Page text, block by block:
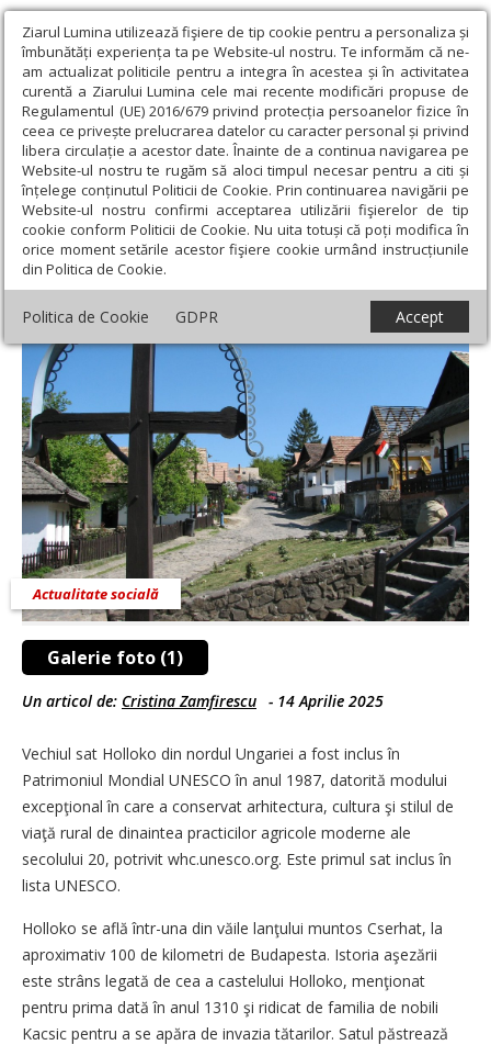
Ziarul Lumina utilizează fişiere de tip cookie pentru a personaliza și
îmbunătăți experiența ta pe Website-ul nostru. Te informăm că ne-
am actualizat politicile pentru a integra în acestea și în activitatea
curentă a Ziarului Lumina cele mai recente modificări propuse de
Regulamentul (UE) 2016/679 privind protecția persoanelor fizice în
ceea ce privește prelucrarea datelor cu caracter personal și privind
libera circulație a acestor date. Înainte de a continua navigarea pe
Website-ul nostru te rugăm să aloci timpul necesar pentru a citi și
înțelege conținutul Politicii de Cookie. Prin continuarea navigării pe
Website-ul nostru confirmi acceptarea utilizării fişierelor de tip
cookie conform Politicii de Cookie. Nu uita totuși că poți modifica în
orice moment setările acestor fişiere cookie urmând instrucțiunile
din Politica de Cookie.
Politica de Cookie GDPR Accept
Ziarul Lumina › Societate › Actualitate socială › Primul sat inclus
în Patrimoniul UNESCO
Primul sat inclus în Patrimoniul UNESCO
Galerie foto (1)
Actualitate socială
Un articol de: Cristina Zamfirescu - 14 Aprilie 2025
Vechiul sat Holloko din nordul Ungariei a fost inclus în
Patrimoniul Mondial UNESCO în anul 1987, datorită modului
excepţional în care a conservat arhitectura, cultura şi stilul de
viaţă rural de dinaintea practicilor agricole moderne ale
secolului 20, potrivit whc.unesco.org. Este primul sat inclus în
lista UNESCO.
Holloko se află într-una din văile lanţului muntos Cserhat, la
aproximativ 100 de kilometri de Budapesta. Istoria aşezării
este strâns legată de cea a castelului Holloko, menţionat
pentru prima dată în anul 1310 şi ridicat de familia de nobili
Kacsic pentru a se apăra de invazia tătarilor. Satul păstrează